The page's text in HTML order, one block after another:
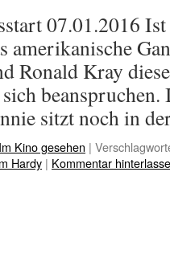
07.01.2016
Ronald Kray
sitzt noch in
Im Kino gesehen |
Hardy | Kommentar